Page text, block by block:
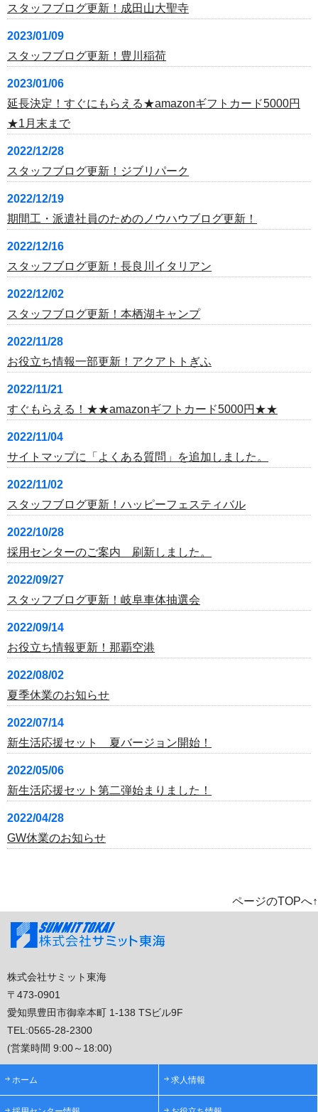
スタッフブログ更新！成田山大聖寺
2023/01/09
スタッフブログ更新！豊川稲荷
2023/01/06
延長決定！すぐにもらえる★amazonギフトカード5000円
★1月末まで
2022/12/28
スタッフブログ更新！ジブリパーク
2022/12/19
期間工・派遣社員のためのノウハウブログ更新！
2022/12/16
スタッフブログ更新！長良川イタリアン
2022/12/02
スタッフブログ更新！本栖湖キャンプ
2022/11/28
お役立ち情報一部更新！アクアトトぎふ
2022/11/21
すぐもらえる！★★amazonギフトカード5000円★★
2022/11/04
サイトマップに「よくある質問」を追加しました。
2022/11/02
スタッフブログ更新！ハッピーフェスティバル
2022/10/28
採用センターのご案内 刷新しました。
2022/09/27
スタッフブログ更新！岐阜車体抽選会
2022/09/14
お役立ち情報更新！那覇空港
2022/08/02
夏季休業のお知らせ
2022/07/14
新生活応援セット 夏バージョン開始！
2022/05/06
新生活応援セット第二弾始まりました！
2022/04/28
GW休業のお知らせ
ページのTOPへ↑
株式会社サミット東海
〒473-0901
愛知県豊田市御幸本町 1-138 TSビル9F
TEL:0565-28-2300
(営業時間 9:00～18:00)
ホーム 求人情報